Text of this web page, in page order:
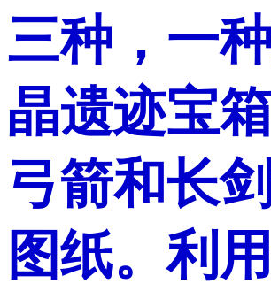
三种，一
晶遗迹宝
弓箭和长
图纸。利